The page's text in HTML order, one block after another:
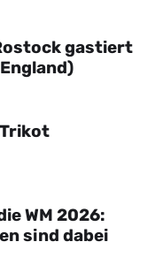
gastiert
WM 2026:
sind dabei